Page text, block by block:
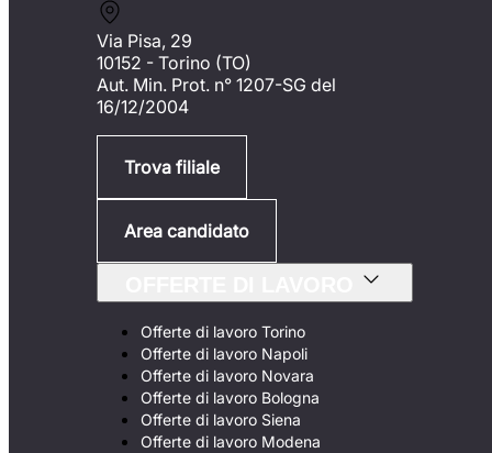
Via Pisa, 29
10152 - Torino (TO)
Aut. Min. Prot. n° 1207-SG del
16/12/2004
Trova filiale
Area candidato
Offerte di lavoro Torino
Offerte di lavoro Napoli
Offerte di lavoro Novara
Offerte di lavoro Bologna
Offerte di lavoro Siena
Offerte di lavoro Modena